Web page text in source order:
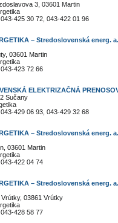
3, 03601 Martin
043-425 30 72, 043-422 01 96
– Stredoslovenská energ.
03601 Martin
043-423 72 66
ELEKTRIZAČNÁ
Sučany
043-429 06 93, 043-429 32 68
– Stredoslovenská energ.
03601 Martin
043-422 04 74
– Stredoslovenská energ.
03861 Vrútky
043-428 58 77